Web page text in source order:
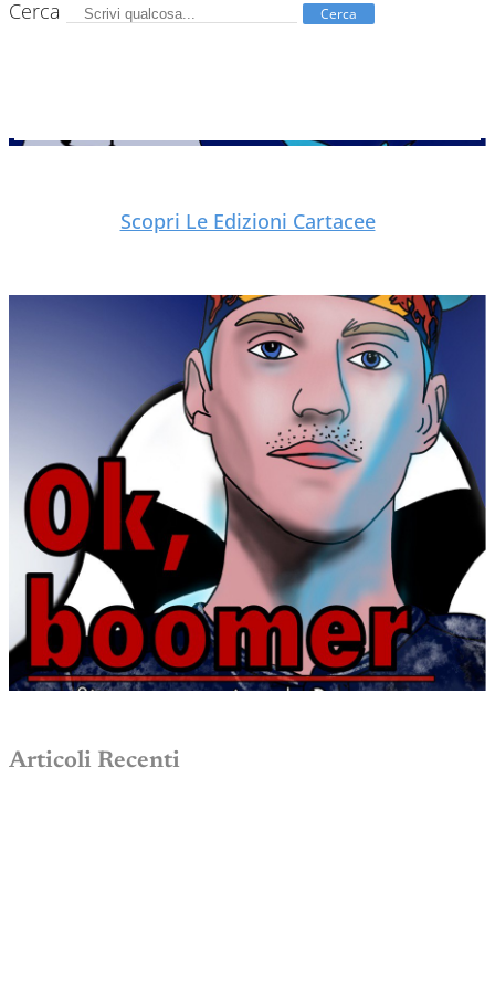
Cerca Cerca
Scopri Le Edizioni Cartacee
Articoli Recenti